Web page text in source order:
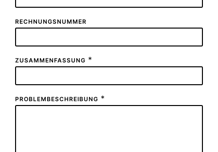
RECHNUNGSNUMMER
ZUSAMMENFASSUNG *
PROBLEMBESCHREIBUNG *